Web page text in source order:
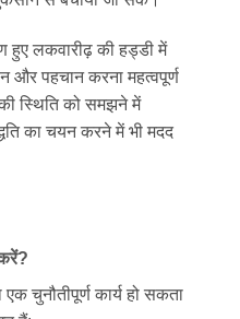
हुए लकवारीढ़ की हड्डी में
और पहचान करना महत्वपूर्ण
स्थिति को समझने में
का चयन करने में भी मदद
चुनौतीपूर्ण कार्य हो सकता